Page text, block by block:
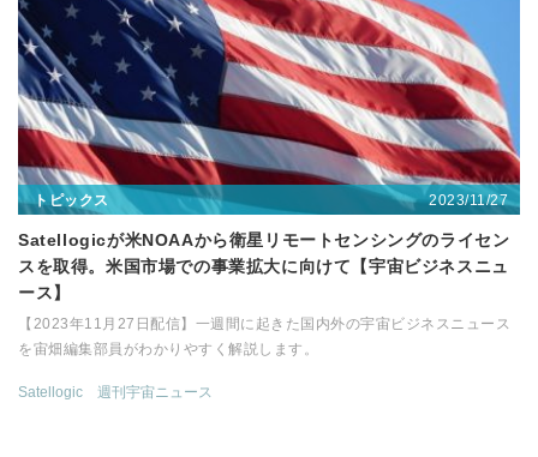
トピックス 2023/11/27
Satellogicが米NOAAから衛星リモートセンシングのライセン
スを取得。米国市場での事業拡大に向けて【宇宙ビジネスニュ
ース】
【2023年11月27日配信】一週間に起きた国内外の宇宙ビジネスニュース
を宙畑編集部員がわかりやすく解説します。
Satellogic 週刊宇宙ニュース